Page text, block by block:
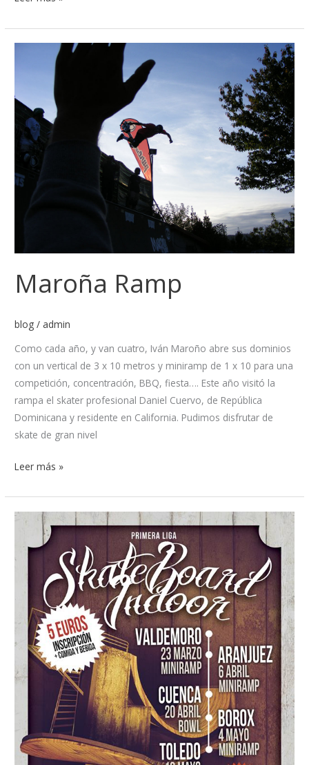
Maroña Ramp
blog / admin
Como cada año, y van cuatro, Iván Maroño abre sus dominios
con un vertical de 3 x 10 metros y miniramp de 1 x 10 para una
competición, concentración, BBQ, fiesta…. Este año visitó la
rampa el skater profesional Daniel Cuervo, de República
Dominicana y residente en California. Pudimos disfrutar de
skate de gran nivel
Leer más »
1º
Indoor